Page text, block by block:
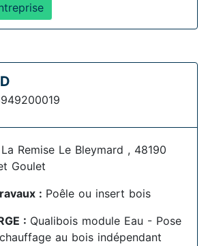
Remise Le Bleymard , 48190
Goulet
: Poêle ou insert bois
: Qualibois module Eau - Pose
au bois indépendant